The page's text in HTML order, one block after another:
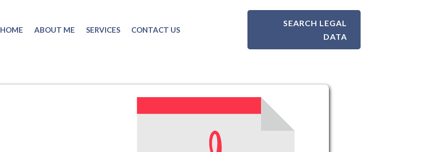
HOME ABOUT ME SERVICES CONTACT US
SEARCH LEGAL
DATA